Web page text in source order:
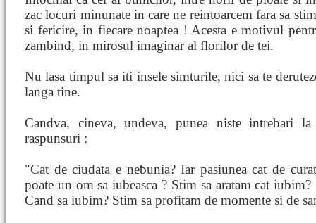
zac locuri minunate in care ne reintoarcem fara sa
si fericire, in fiecare noaptea ! Acesta e motivul
zambind, in mirosul imaginar al florilor de tei.
Nu lasa timpul sa iti insele simturile, nici sa te
langa tine.
Candva, cineva, undeva, punea niste intrebari
raspunsuri :
"Cat de ciudata e nebunia? Iar pasiunea cat de
poate un om sa iubeasca ? Stim sa aratam cat
Cand sa iubim? Stim sa profitam de momente si de